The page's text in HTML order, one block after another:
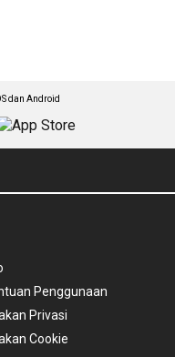
dan Android
Penggunaan
Privasi
Cookie